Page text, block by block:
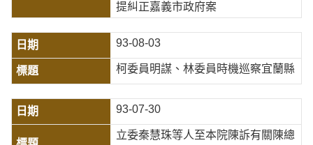
提糾正嘉義市政府案
93-08-03
柯委員明謀、林委員時機巡察宜蘭縣
93-07-30
立委秦慧珠等人至本院陳訴有關陳總